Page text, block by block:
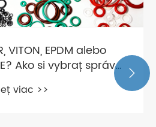
VITON, EPDM alebo
správny
ventil?
viac >>
